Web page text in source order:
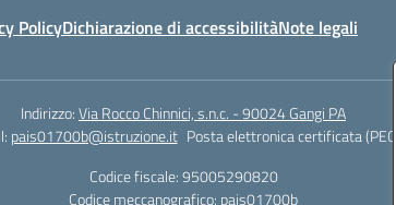
PolicyDichiarazione di accessibilitàNote legali
Indirizzo:Via Rocco Chinnici, s.n.c. - 90024 Gangi PA
pais01700b@istruzione.it Posta elettronica certificata (PEC):
Codice fiscale: 95005290820
Codice meccanografico: pais01700b